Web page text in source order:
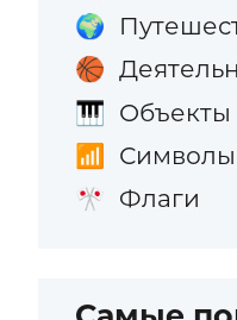
🌍
🏀
🎹 Объекты
📶 Символы
🎌 Флаги